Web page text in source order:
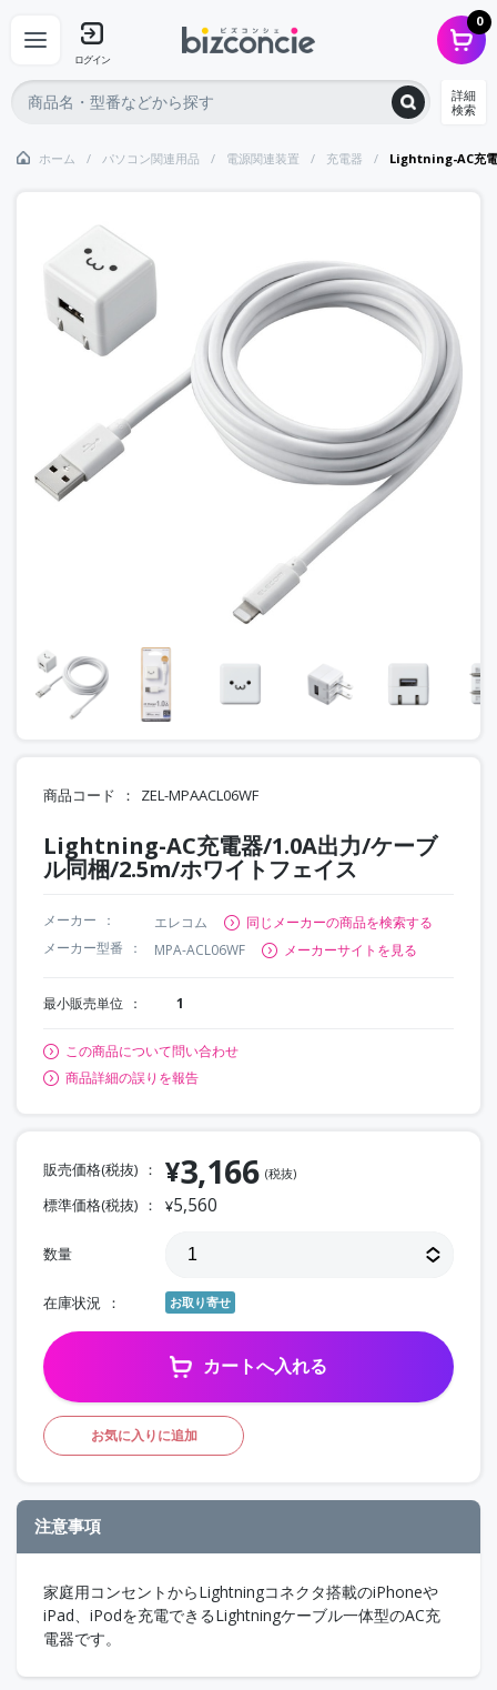
ログイン
0
詳細
検索
ホーム パソコン関連用品 電源関連装置 充電器 Lightning-AC充電
商品コード ZEL-MPAACL06WF
Lightning-AC充電器/1.0A出力/ケーブ
ル同梱/2.5m/ホワイトフェイス
メーカー エレコム
同じメーカーの商品を検索する
メーカー型番
MPA-ACL06WF メーカーサイトを見る
最小販売単位 1
この商品について問い合わせ
商品詳細の誤りを報告
販売価格(税抜) ¥3,166 (税抜)
標準価格(税抜) ¥5,560
数量
在庫状況 お取り寄せ
カートへ入れる
お気に入りに追加
注意事項
家庭用コンセントからLightningコネクタ搭載のiPhoneや
iPad、iPodを充電できるLightningケーブル一体型のAC充
電器です。